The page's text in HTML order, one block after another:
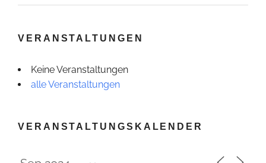
VERANSTALTUNGEN
Keine Veranstaltungen
alle Veranstaltungen
VERANSTALTUNGSKALENDER